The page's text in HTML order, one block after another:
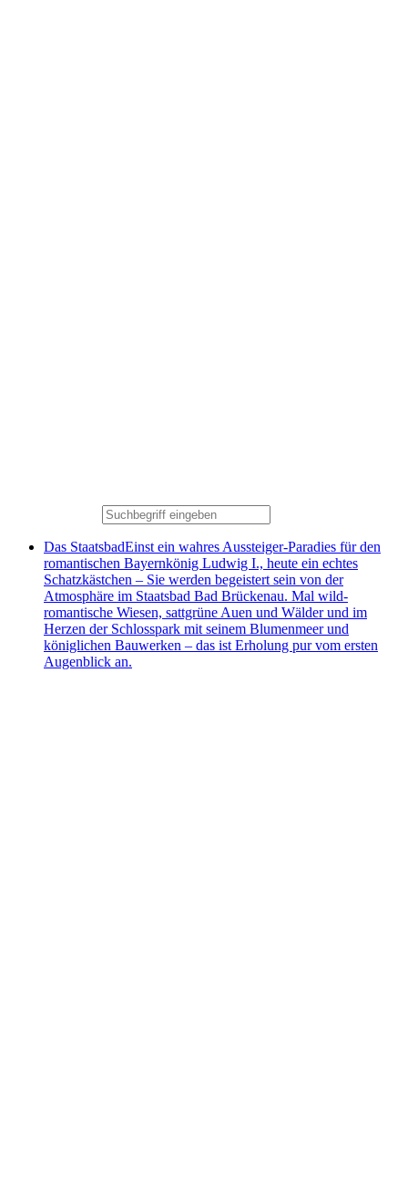
Das StaatsbadEinst ein wahres Aussteiger-Paradies für den
romantischen Bayernkönig Ludwig I., heute ein echtes
Schatzkästchen – Sie werden begeistert sein von der
Atmosphäre im Staatsbad Bad Brückenau. Mal wild-
romantische Wiesen, sattgrüne Auen und Wälder und im
Herzen der Schlosspark mit seinem Blumenmeer und
königlichen Bauwerken – das ist Erholung pur vom ersten
Augenblick an.